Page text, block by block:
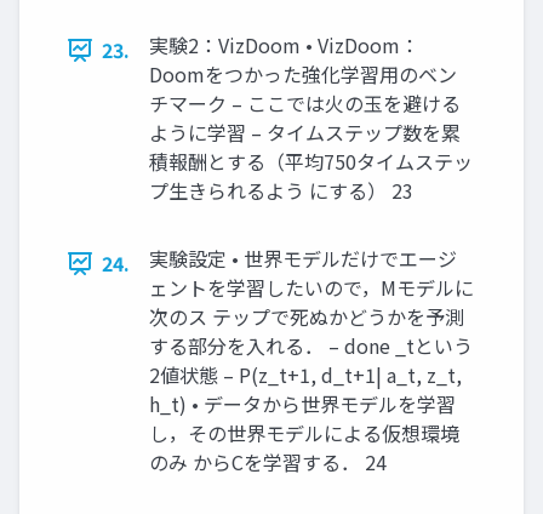
23.
実験2：VizDoom • VizDoom：
Doomをつかった強化学習用のベン
チマーク – ここでは火の玉を避ける
ように学習 – タイムステップ数を累
積報酬とする（平均750タイムステッ
プ生きられるよう にする） 23
24.
実験設定 • 世界モデルだけでエージ
ェントを学習したいので，Mモデルに
次のス テップで死ぬかどうかを予測
する部分を入れる． – done _tという
2値状態 – P(z_t+1, d_t+1| a_t, z_t,
h_t) • データから世界モデルを学習
し，その世界モデルによる仮想環境
のみ からCを学習する． 24